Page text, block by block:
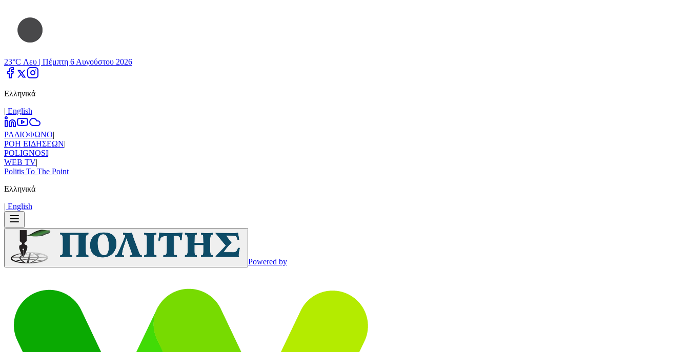
23°C Λευ | Πέμπτη 6 Αυγούστου 2026
Ελληνικά
| Εnglish
ΡΑΔΙΟΦΩΝΟ|
ΡΟΗ ΕΙΔΗΣΕΩΝ|
POLIGNOSI|
WEB TV|
Politis To The Point
Ελληνικά
| Εnglish
Powered by